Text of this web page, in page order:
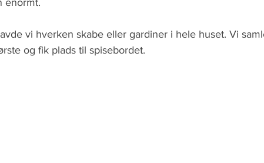
enormt.
vi hverken skabe eller gardiner i hele huset. Vi
og fik plads til spisebordet.